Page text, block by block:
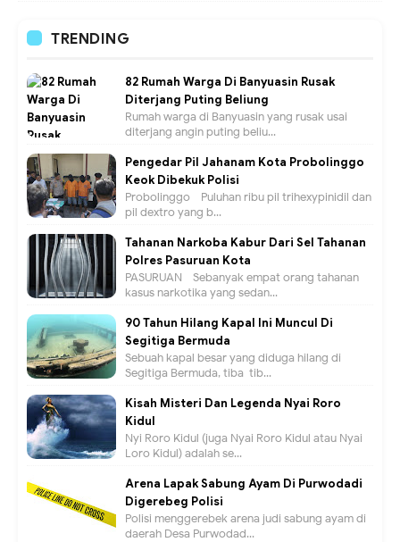
TRENDING
82 Rumah Warga Di Banyuasin Rusak
Diterjang Puting Beliung
Rumah warga di Banyuasin yang rusak usai
diterjang angin puting beliu...
Pengedar Pil Jahanam Kota Probolinggo
Keok Dibekuk Polisi
Probolinggo - Puluhan ribu pil trihexypinidil dan
pil dextro yang b...
Tahanan Narkoba Kabur Dari Sel Tahanan
Polres Pasuruan Kota
PASURUAN - Sebanyak empat orang tahanan
kasus narkotika yang sedan...
90 Tahun Hilang Kapal Ini Muncul Di
Segitiga Bermuda
Sebuah kapal besar yang diduga hilang di
Segitiga Bermuda, tiba-tib...
Kisah Misteri Dan Legenda Nyai Roro
Kidul
Nyi Roro Kidul (juga Nyai Roro Kidul atau Nyai
Loro Kidul) adalah se...
Arena Lapak Sabung Ayam Di Purwodadi
Digerebeg Polisi
Polisi menggerebek arena judi sabung ayam di
daerah Desa Purwodad...